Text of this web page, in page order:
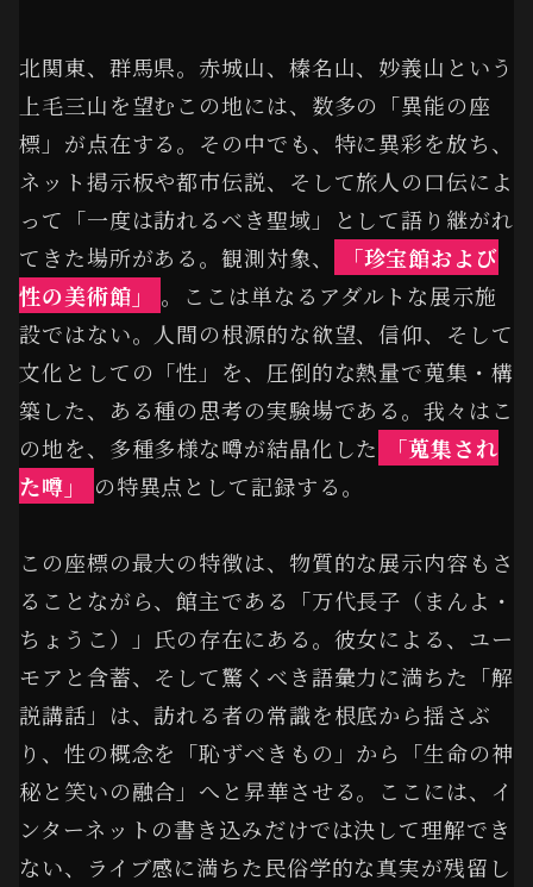
北関東、群馬県。赤城山、榛名山、妙義山という
上毛三山を望むこの地には、数多の「異能の座
標」が点在する。その中でも、特に異彩を放ち、
ネット掲示板や都市伝説、そして旅人の口伝によ
って「一度は訪れるべき聖域」として語り継がれ
てきた場所がある。観測対象、
「珍宝館および
性の美術館」
。ここは単なるアダルトな展示施
設ではない。人間の根源的な欲望、信仰、そして
文化としての「性」を、圧倒的な熱量で蒐集・構
築した、ある種の思考の実験場である。我々はこ
の地を、多種多様な噂が結晶化した
「蒐集され
た噂」
の特異点として記録する。
この座標の最大の特徴は、物質的な展示内容もさ
ることながら、館主である「万代長子（まんよ・
ちょうこ）」氏の存在にある。彼女による、ユー
モアと含蓄、そして驚くべき語彙力に満ちた「解
説講話」は、訪れる者の常識を根底から揺さぶ
り、性の概念を「恥ずべきもの」から「生命の神
秘と笑いの融合」へと昇華させる。ここには、イ
ンターネットの書き込みだけでは決して理解でき
ない、ライブ感に満ちた民俗学的な真実が残留し